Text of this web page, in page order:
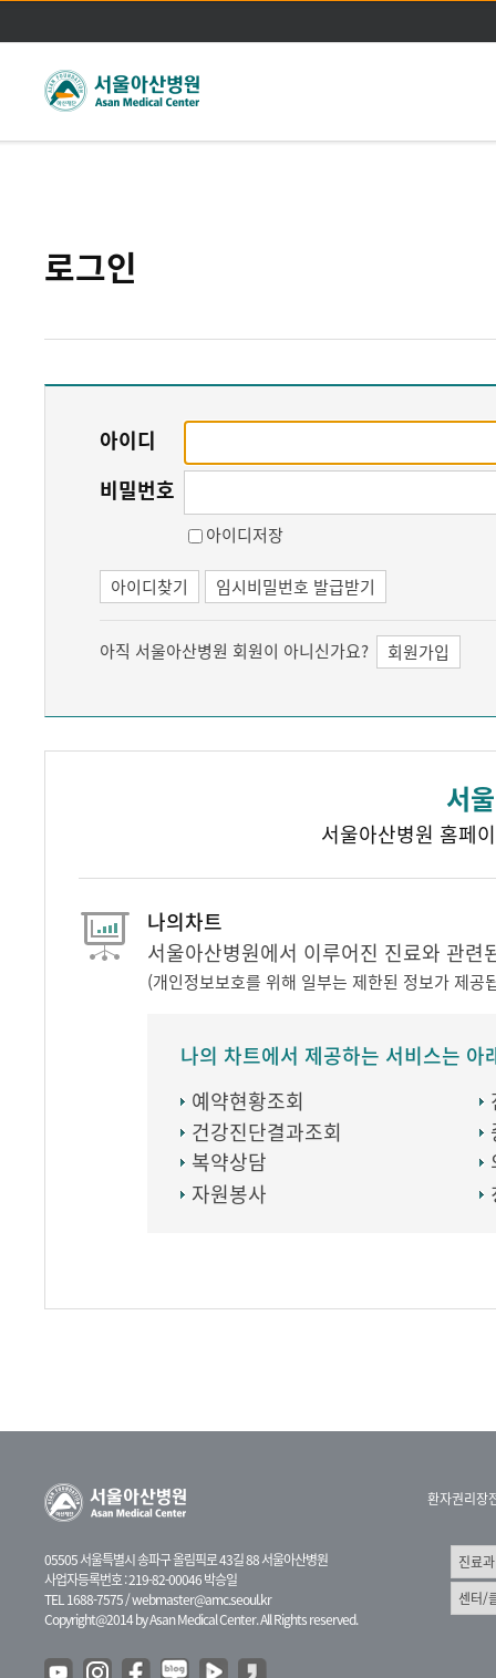
주메뉴바로가기
본문바로가기
로그인
아이디
비밀번호
아이디저장
아이디찾기 임시비밀번호 발급받기
아직 서울아산병원 회원이 아니신가요? 회원가입
서
서울아산병원 홈페
나의차트
서울아산병원에서 이루어진 진료와 관
(개인정보보호를 위해 일부는 제한된 정보가 제공
나의 차트에서 제공하는 서비스는 아
예약현황조회
건강진단결과조회
복약상담
자원봉사
05505 서울특별시 송파구 올림픽로 43길 88 서울아산병원
사업자등록번호 : 219-82-00046 박승일
TEL 1688-7575 /webmaster@amc.seoul.kr
Copyright@2014 by Asan Medical Center. All Rights reserved.
환자권리장